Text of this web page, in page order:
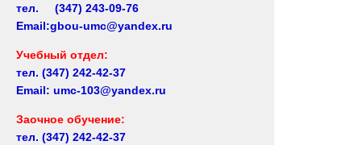
тел. (347) 243-09-76
Email:gbou-umc@yandex.ru
Учебный отдел:
тел. (347) 242-42-37
Email: umc-103@yandex.ru
Заочное обучение:
тел. (347) 242-42-37